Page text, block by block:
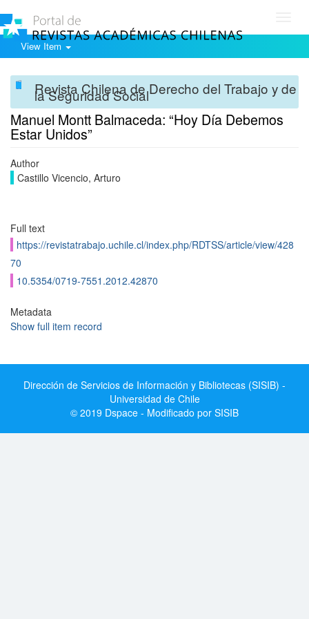
View Item
Revista Chilena de Derecho del Trabajo y de
la Seguridad Social
Manuel Montt Balmaceda: “Hoy Día Debemos
Estar Unidos”
Author
Castillo Vicencio, Arturo
Full text
https://revistatrabajo.uchile.cl/index.php/RDTSS/article/view/428
70
10.5354/0719-7551.2012.42870
Metadata
Show full item record
Dirección de Servicios de Información y Bibliotecas (SISIB) -
Universidad de Chile
© 2019 Dspace - Modificado por SISIB